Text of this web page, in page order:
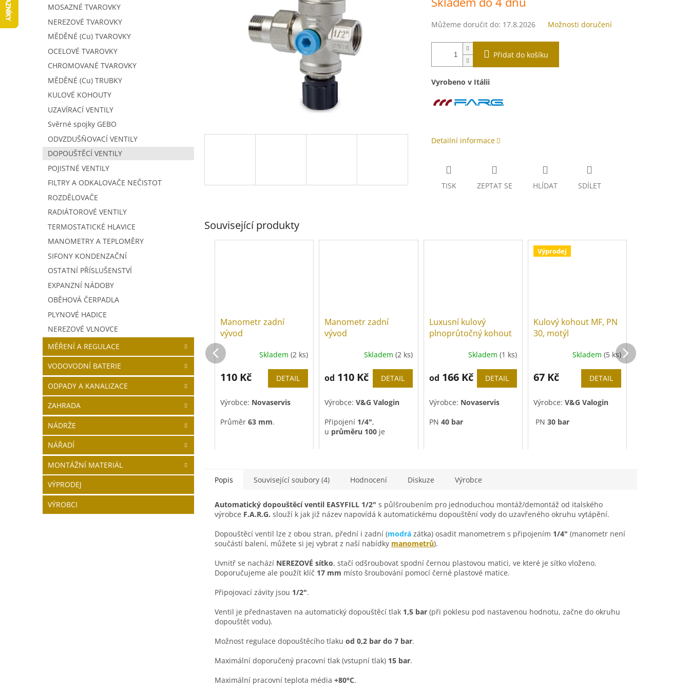
MOSAZNÉ TVAROVKY
NEREZOVÉ TVAROVKY
MĚDĚNÉ (Cu) TVAROVKY
OCELOVÉ TVAROVKY
CHROMOVANÉ TVAROVKY
MĚDĚNÉ (Cu) TRUBKY
KULOVÉ KOHOUTY
UZAVÍRACÍ VENTILY
Svěrné spojky GEBO
ODVZDUŠŇOVACÍ VENTILY
DOPOUŠTĚCÍ VENTILY
POJISTNÉ VENTILY
FILTRY A ODKALOVAČE NEČISTOT
ROZDĚLOVAČE
RADIÁTOROVÉ VENTILY
TERMOSTATICKÉ HLAVICE
MANOMETRY A TEPLOMĚRY
SIFONY KONDENZAČNÍ
OSTATNÍ PŘÍSLUŠENSTVÍ
EXPANZNÍ NÁDOBY
OBĚHOVÁ ČERPADLA
PLYNOVÉ HADICE
NEREZOVÉ VLNOVCE
MĚŘENÍ A REGULACE
VODOVODNÍ BATERIE
ODPADY A KANALIZACE
ZAHRADA
NÁDRŽE
NÁŘADÍ
MONTÁŽNÍ MATERIÁL
VÝPRODEJ
VÝROBCI
cena:
Můžeme doručit do: 17.8.2026 Možnosti doručení
Přidat do košíku
Vyrobeno v Itálii
Detailní informace
TISK ZEPTAT SE HLÍDAT SDÍLET
Související produkty
Manometr zadní
vývod
Skladem(2 ks)
110 Kč DETAIL
Výrobce: Novaservis
Průměr 63 mm.
Manometr zadní
vývod
Skladem (2 ks)
od 110 Kč DETAIL
Výrobce:V&G Valogin
Připojení 1/4",
u průměru 100 je
Luxusní kulový
plnoprůtočný kohout
Skladem (1 ks)
od 166 Kč DETAIL
Výrobce: Novaservis
PN 40 bar
Výprodej
Kulový kohout MF, PN
30, motýl
Skladem (5 ks)
67 Kč DETAIL
Výrobce: V&G Valogin
PN 30 bar
Popis
Související soubory (4) Hodnocení Diskuze Výrobce
Automatický dopouštěcí ventil EASYFILL 1/2" s půlšroubením pro jednoduchou montáž/demontáž od italského
výrobce F.A.R.G. slouží k jak již název napovídá k automatickému dopouštění vody do uzavřeného okruhu vytápění.
Dopouštěcí ventil lze z obou stran, přední i zadní (modrá zátka) osadit manometrem s připojením 1/4" (manometr není
součástí balení, můžete si jej vybrat z naší nabídky manometrů).
Uvnitř se nachází NEREZOVÉ sítko, stačí odšroubovat spodní černou plastovou matici, ve které je sítko vloženo.
Doporučujeme ale použít klíč 17 mm místo šroubování pomocí černé plastové matice.
Připojovací závity jsou 1/2".
Ventil je přednastaven na automatický dopouštěcí tlak 1,5 bar (při poklesu pod nastavenou hodnotu, začne do okruhu
dopouštět vodu).
Možnost regulace dopouštěcího tlaku od 0,2 bar do 7 bar.
Maximální doporučený pracovní tlak (vstupní tlak) 15 bar.
Maximální pracovní teplota média +80°C.